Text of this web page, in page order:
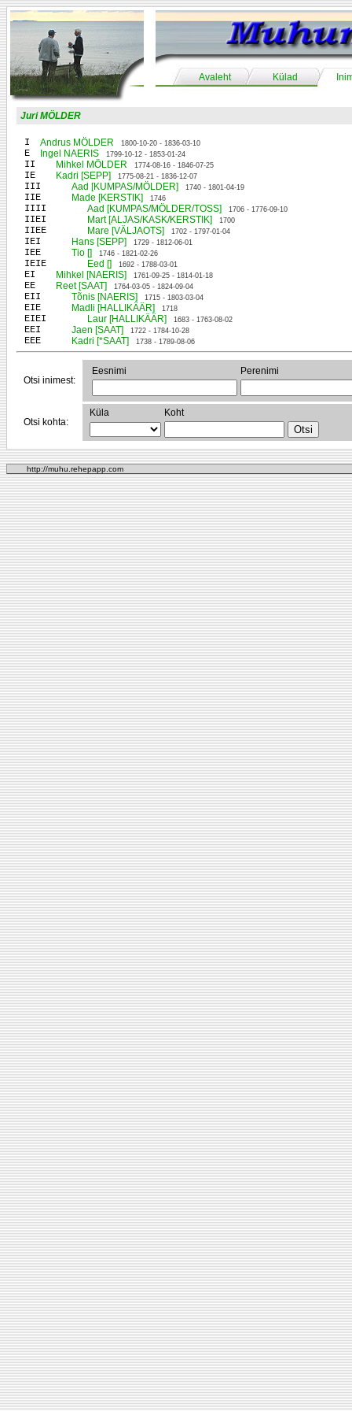
Avaleht Külad
Juri MÖLDER
I Andrus MÖLDER 1800-10-20 - 1836-03-10
E Ingel NAERIS 1799-10-12 - 1853-01-24
II Mihkel MÖLDER 1774-08-16 - 1846-07-25
IE Kadri [SEPP] 1775-08-21 - 1836-12-07
III Aad [KUMPAS/MÖLDER] 1740 - 1801-04-19
IIE Made [KERSTIK] 1746
IIII Aad [KUMPAS/MÖLDER/TOSS] 1706 - 1776-09-10
IIEI Mart [ALJAS/KASK/KERSTIK] 1700
IIEE Mare [VÄLJAOTS] 1702 - 1797-01-04
IEI Hans [SEPP] 1729 - 1812-06-01
IEE Tio [] 1746 - 1821-02-26
IEIE Eed [] 1692 - 1788-03-01
EI Mihkel [NAERIS] 1761-09-25 - 1814-01-18
EE Reet [SAAT] 1764-03-05 - 1824-09-04
EII Tõnis [NAERIS] 1715 - 1803-03-04
EIE Madli [HALLIKÄÄR] 1718
EIEI Laur [HALLIKÄÄR] 1683 - 1763-08-02
EEI Jaen [SAAT] 1722 - 1784-10-28
EEE Kadri [*SAAT] 1738 - 1789-08-06
Otsi inimest:
Eesnimi Perenimi
Otsi kohta:
Küla Koht
http://muhu.rehepapp.com